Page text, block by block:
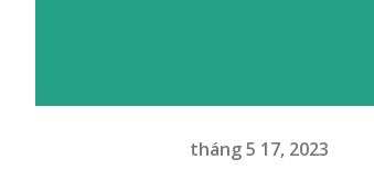
tháng 5 17, 2023